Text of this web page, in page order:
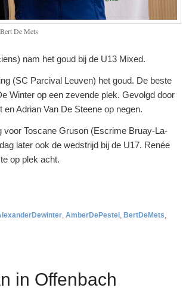
De Mets
nam het goud bij de U13 Mixed.
(SC Parcival Leuven) het goud. De beste
Winter op een zevende plek. Gevolgd door
Adrian Van De Steene op negen.
Toscane Gruson (Escrime Bruay-La-
later ook de wedstrijd bij de U17. Renée
op plek acht.
,AmberDePestel ,BertDeMets
in Offenbach